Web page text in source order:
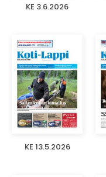
KE 3.6.2026
KE 13.5.2026